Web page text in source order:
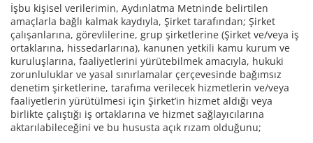
İşbu kişisel verilerimin, Aydınlatma Metninde belirtilen
amaçlarla bağlı kalmak kaydıyla, Şirket tarafından; Şirket
çalışanlarına, görevlilerine, grup şirketlerine (Şirket ve/veya iş
ortaklarına, hissedarlarına), kanunen yetkili kamu kurum ve
kuruluşlarına, faaliyetlerini yürütebilmek amacıyla, hukuki
zorunluluklar ve yasal sınırlamalar çerçevesinde bağımsız
denetim şirketlerine, tarafıma verilecek hizmetlerin ve/veya
faaliyetlerin yürütülmesi için Şirket’in hizmet aldığı veya
birlikte çalıştığı iş ortaklarına ve hizmet sağlayıcılarına
aktarılabileceğini ve bu hususta açık rızam olduğunu;